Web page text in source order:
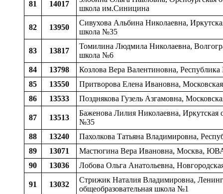
81 14017
школа им.Синицина
82 13950
Сивухова Альбина Николаевна,
школа №35
83 13817
Томилина Людмила Николаевна,
школа №6
84
13798
Козлова Вера Валентиновна,
85
13550
Притворова Елена Ивановна,
86
13533 Позднякова Гузель Азгамовна,
87 13513
Баженова Лилия Николаевна, Иркутская
№35
88
13240
Пахолкова Татьяна Владимировна,
89
13071
Мастюгина Вера Ивановна, Москва,
90
13036 Лобова Ольга Анатольевна,
91 13032
Стрижик Наталия Владимировна,
общеобразовательная школа №1